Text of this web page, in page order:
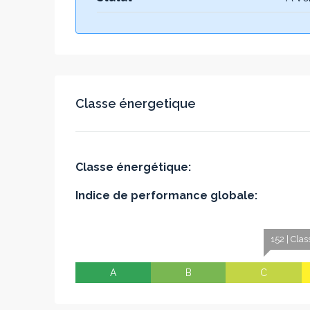
Classe énergetique
Classe énergétique:
Indice de performance globale:
A B
152 |
C